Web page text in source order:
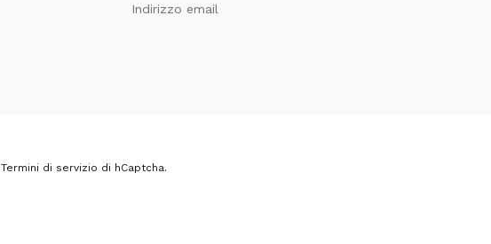
Indirizzo email
Termini di servizio di hCaptcha.